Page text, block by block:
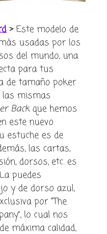
>Este modelo de
usadas por los
del mundo, una
para tus
de tamaño poker
las mismas
Back que hemos
este nuevo
estuche es de
las cartas,
dorsos, etc. es
puedes
y de dorso azul,
por “The
lo cual nos
máxima calidad,